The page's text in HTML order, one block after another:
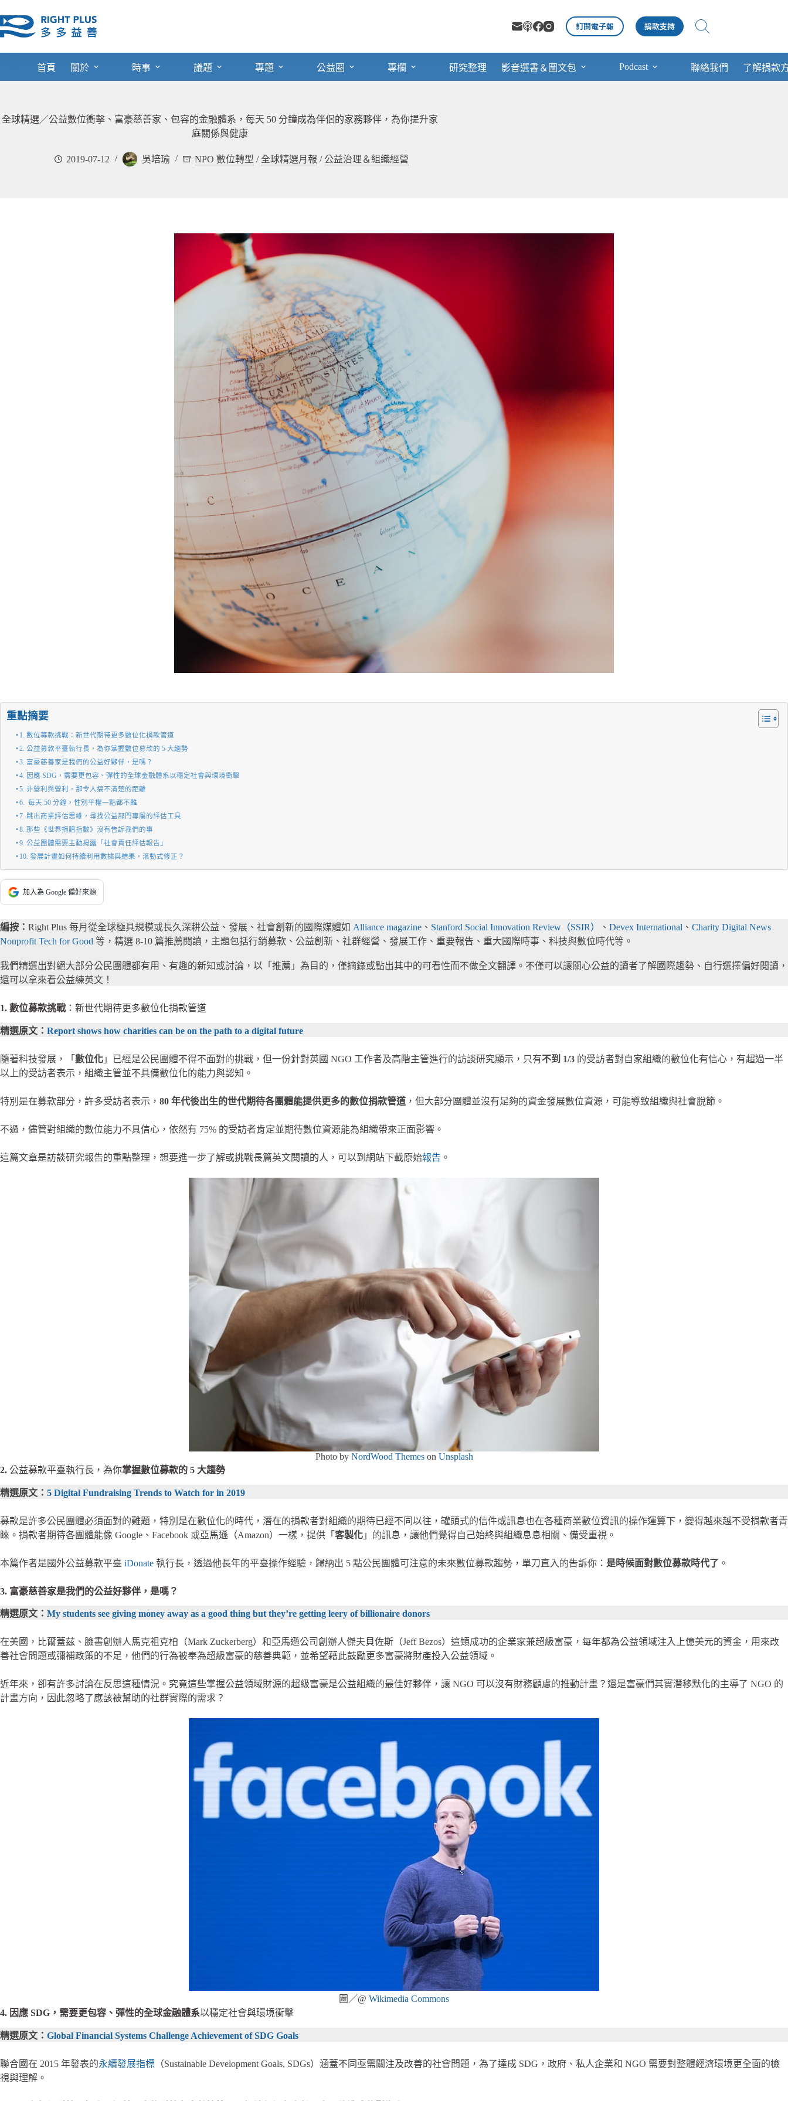
至
主
訂閱電子報 捐款支持
首頁 關於 時事 議題 專題 公益圈 專欄 研究整理 影音選書＆圖文包 Podcast 聯絡我們 了解捐款
全球精選／公益數位衝擊、富豪慈善家、包容的金融體系，每天 50 分鐘成為伴侶的家務夥伴，為你提升家
庭關係與健康
2019-07-12 吳培瑜 NPO 數位轉型 /全球精選月報 /公益治理＆組織經營
重點摘要
1. 數位募款挑戰：新世代期待更多數位化捐款管道
2. 公益募款平臺執行長，為你掌握數位募款的 5 大趨勢
3. 富豪慈善家是我們的公益好夥伴，是嗎？
4. 因應 SDG，需要更包容、彈性的全球金融體系以穩定社會與環境衝擊
5. 非營利與營利，那令人搞不清楚的距離
6. 每天 50 分鐘，性別平權一點都不難
7. 跳出商業評估思維，尋找公益部門專屬的評估工具
8. 那些《世界捐贈指數》沒有告訴我們的事
9. 公益團體需要主動揭露「社會責任評估報告」
10. 發展計畫如何持續利用數據與結果，滾動式修正？
加入為 Google 偏好來源
編按： Right Plus 每月從全球極具規模或長久深耕公益、發展、社會創新的國際媒體如 Alliance magazine 、 Stanford Social Innovation Review（SSIR） 、 Devex International 、 Charity Digital News
Nonprofit Tech for Good 等，精選 8-10 篇推薦閱讀，主題包括行銷募款、公益創新、社群經營、發展工作、重要報告、重大國際時事、科技與數位時代等。
我們精選出對絕大部分公民團體都有用、有趣的新知或討論，以「推薦」為目的，僅摘錄或點出其中的可看性而不做全文翻譯。不僅可以讓關心公益的讀者了解國際趨勢、自行選擇偏好閱讀，
還可以拿來看公益練英文！
1. 數位募款挑戰：新世代期待更多數位化捐款管道
精選原文： Report shows how charities can be on the path to a digital future
隨著科技發展，「 數位化 」已經是公民團體不得不面對的挑戰，但一份針對英國 NGO 工作者及高階主管進行的訪談研究顯示，只有不到 1/3 的受訪者對自家組織的數位化有信心，有超過一半
以上的受訪者表示，組織主管並不具備數位化的能力與認知。
特別是在募款部分，許多受訪者表示， 80 年代後出生的世代期待各團體能提供更多的數位捐款管道 ，但大部分團體並沒有足夠的資金發展數位資源，可能導致組織與社會脫節。
不過，儘管對組織的數位能力不具信心，依然有 75% 的受訪者肯定並期待數位資源能為組織帶來正面影響。
這篇文章是訪談研究報告的重點整理，想要進一步了解或挑戰長篇英文閱讀的人，可以到網站下載原始報告 。
Photo by NordWood Themeson Unsplash
2. 公益募款平臺執行長，為你掌握數位募款的 5 大趨勢
精選原文： 5 Digital Fundraising Trends to Watch for in 2019
募款是許多公民團體必須面對的難題，特別是在數位化的時代，潛在的捐款者對組織的期待已經不同以往，罐頭式的信件或訊息也在各種商業數位資訊的操作運算下，變得越來越不受捐款者青
睞。捐款者期待各團體能像 Google、Facebook 或亞馬遜（Amazon）一樣，提供「 客製化 」的訊息，讓他們覺得自己始終與組織息息相關、備受重視。
本篇作者是國外公益募款平臺 iDonate 執行長，透過他長年的平臺操作經驗，歸納出 5 點公民團體可注意的未來數位募款趨勢，單刀直入的告訴你： 是時候面對數位募款時代了 。
3. 富豪慈善家是我們的公益好夥伴，是嗎？
精選原文： My students see giving money away as a good thing but they’re getting leery of billionaire donors
在美國，比爾蓋茲、臉書創辦人馬克祖克柏（Mark Zuckerberg）和亞馬遜公司創辦人傑夫貝佐斯（Jeff Bezos）這類成功的企業家兼超級富豪，每年都為公益領域注入上億美元的資金，用來改
善社會問題或彌補政策的不足，他們的行為被奉為超級富豪的慈善典範，並希望藉此鼓勵更多富豪將財產投入公益領域。
近年來，卻有許多討論在反思這種情況。究竟這些掌握公益領域財源的超級富豪是公益組織的最佳好夥伴，讓 NGO 可以沒有財務顧慮的推動計畫？還是富豪們其實潛移默化的主導了 NGO 的
計畫方向，因此忽略了應該被幫助的社群實際的需求？
圖／@ Wikimedia Commons
4. 因應 SDG，需要更包容、彈性的全球金融體系以穩定社會與環境衝擊
精選原文： Global Financial Systems Challenge Achievement of SDG Goals
聯合國在 2015 年發表的永續發展指標 （Sustainable Development Goals, SDGs）涵蓋不同亟需關注及改善的社會問題，為了達成 SDG，政府、私人企業和 NGO 需要對整體經濟環境更全面的檢
視與理解。